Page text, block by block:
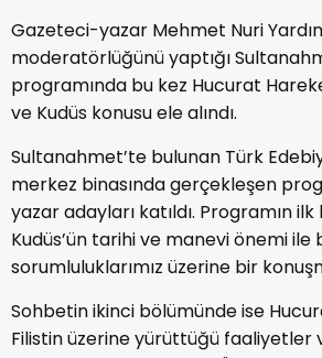
Gazeteci-yazar Mehmet Nuri
moderatörlüğünü yaptığı
programında bu kez Hucurat
ve Kudüs konusu ele alındı.
Sultanahmet’te bulunan Türk
merkez binasında gerçekleşen
yazar adayları katıldı. Programın
Kudüs’ün tarihi ve manevi önemi
sorumluluklarımız üzerine bir
Sohbetin ikinci bölümünde ise
Filistin üzerine yürüttüğü faaliyetler